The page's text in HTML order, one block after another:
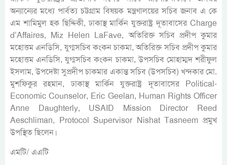
অন্যান্যের মধ্যে পার্বত্য চট্টগ্রাম বিষয়ক মন্ত্রণালয়ের সচিব জনাব এ কে
এম শামিমুল হক ছিদ্দিকী, ঢাকাস্থ মার্কিন যুক্তরাষ্ট্র দূতাবাসের Charge
d’Affaires, Miz Helen LaFave, অতিরিক্ত সচিব প্রদীপ কুমার
মহোত্তম এনডিসি, যুগ্মসচিব কংকন চাকমা, অতিরিক্ত সচিব প্রদীপ কুমার
মহোত্তম এনডিসি, যুগ্মসচিব কংকন চাকমা, উপসচিব মোহাম্মদ শরীফুল
ইসলাম, উপদেষ্টা সুপ্রদীপ চাকমার একান্ত সচিব (উপসচিব) খন্দকার মো.
মুশফিকুর রহমান, ঢাকাস্থ মার্কিন যুক্তরাষ্ট্র দূতাবাসের Political-
Economic Counselor, Eric Geelan, Human Rights Officer
Anne Daughterly, USAID Mission Director Reed
Aeschliman, Protocol Supervisor Nishat Tasneem প্রমুখ
উপস্থিত ছিলেন।
এমটি/ এএটি